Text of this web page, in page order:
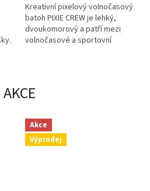
Kreativní pixelový volnočasový
batoh PIXIE CREW je lehký,
dvoukomorový a patří mezi
volnočasové a sportovní
uchycení umístit barevné pixely,
vlastní vzhled batohu.
AKCE
Akce
Výprodej